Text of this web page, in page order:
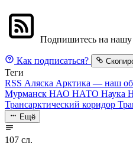
Подпишитесь на нашу
Как подписаться?
Теги
RSS Аляска Арктика — наш
Мурманск НАО НАТО Наука
Трансарктический коридор
Ещё
107 сл.